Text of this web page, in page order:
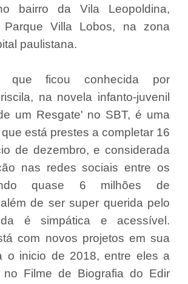
bairro da Vila Leopoldina,
Parque Villa Lobos, na zona
paulistana.
que ficou conhecida por
na novela infanto-juvenil
um Resgate' no SBT, é uma
está prestes a completar 16
de dezembro, e considerada
nas redes sociais entre os
quase 6 milhões de
de ser super querida pelo
é simpática e acessível.
com novos projetos em sua
o inicio de 2018, entre eles a
no Filme de Biografia do Edir